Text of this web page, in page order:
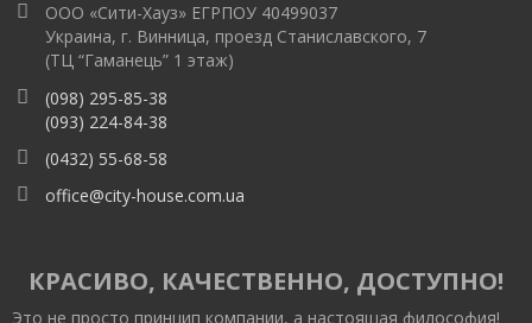
ООО «Сити-Хауз» ЕГРПОУ 40499037
Украина, г. Винница, проезд Станиславского, 7
(ТЦ “Гаманець” 1 этаж)
(098) 295-85-38
(093) 224-84-38
(0432) 55-68-58
office@city-house.com.ua
КРАСИВО, КАЧЕСТВЕННО, ДОСТУПНО!
Это не просто принцип компании, а настоящая философия!